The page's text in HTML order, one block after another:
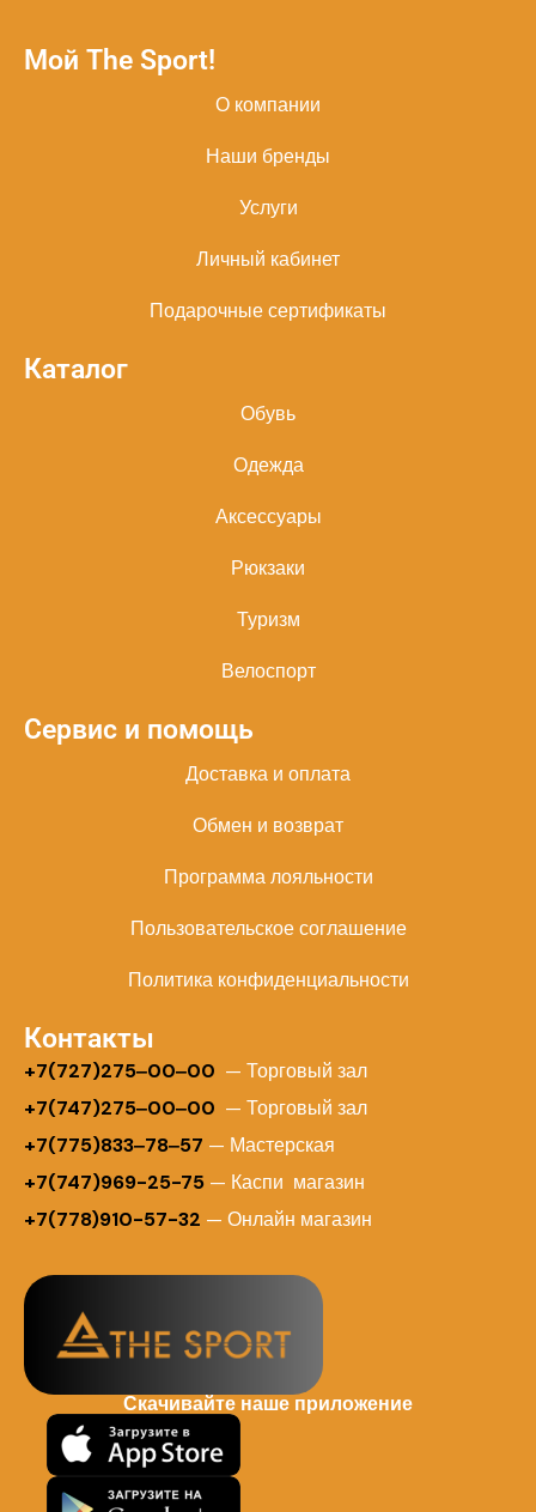
Мой The Sport!
О компании
Наши бренды
Услуги
Личный кабинет
Подарочные сертификаты
Каталог
Обувь
Одежда
Аксессуары
Рюкзаки
Туризм
Велоспорт
Сервис и помощь
Доставка и оплата
Обмен и возврат
Программа лояльности
Пользовательское соглашение
Политика конфиденциальности
Контакты
+7(727)275‒00‒00 — Торговый зал
+7(747)275‒00‒00 — Торговый зал
+7(775)833‒78‒57 — Мастерская
+7(747)969-25-75 — Каспи магазин
+7(778)910-57-32 — Онлайн магазин
Скачивайте наше приложение